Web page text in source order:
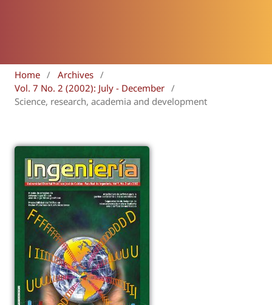
Home / Archives /
Vol. 7 No. 2 (2002): July - December /
Science, research, academia and development